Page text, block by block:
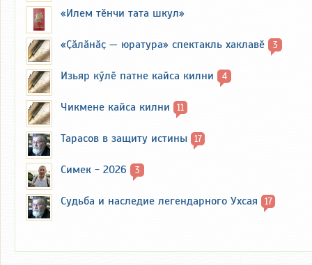
«Илем тӗнчи тата шкул»
«Ҫӑлӑнӑҫ — юратура» спектакль хаклавӗ 3
Изьяр кӳлӗ патне кайса килни 4
Чикмене кайса килни 11
Тарасов в защиту истины 17
Симек - 2026 3
Судьба и наследие легендарного Ухсая 17